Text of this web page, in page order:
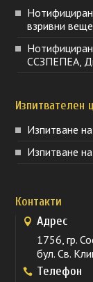
Нотифициран
взривни
Нотифициран
ССЗПЕПЕА,
Изпитвателен
Изпитване
Изпитване
Контакти
Адрес
1756, гр.
бул. Св.
Телефон